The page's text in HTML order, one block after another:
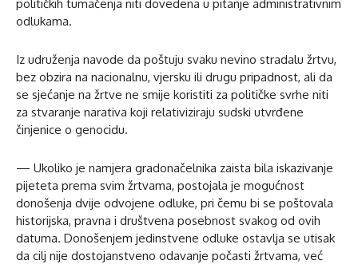
političkih tumačenja niti dovedena u pitanje administrativnim
odlukama.
Iz udruženja navode da poštuju svaku nevino stradalu žrtvu,
bez obzira na nacionalnu, vjersku ili drugu pripadnost, ali da
se sjećanje na žrtve ne smije koristiti za političke svrhe niti
za stvaranje narativa koji relativiziraju sudski utvrđene
činjenice o genocidu.
— Ukoliko je namjera gradonačelnika zaista bila iskazivanje
pijeteta prema svim žrtvama, postojala je mogućnost
donošenja dvije odvojene odluke, pri čemu bi se poštovala
historijska, pravna i društvena posebnost svakog od ovih
datuma. Donošenjem jedinstvene odluke ostavlja se utisak
da cilj nije dostojanstveno odavanje počasti žrtvama, već